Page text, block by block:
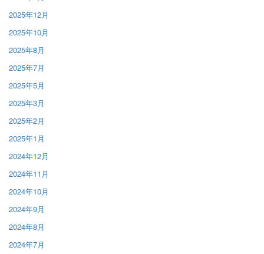
2025年12月
2025年10月
2025年8月
2025年7月
2025年5月
2025年3月
2025年2月
2025年1月
2024年12月
2024年11月
2024年10月
2024年9月
2024年8月
2024年7月